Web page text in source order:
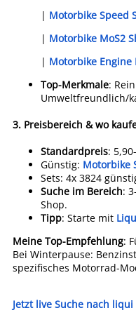
| Motorbike Speed
| Motorbike MoS2
| Motorbike Engine
Top-Merkmale:
Umweltfreundlich/
3. Preisbereich & wo
Standardpreis:
Günstig: Motorbike
Sets: 4x 3824
Suche im Bereich:
Shop.
Tipp: Starte mit
Meine Top-Empfehlung:
Bei Winterpause:
spezifisches Motorrad-
Jetzt live Suche nach